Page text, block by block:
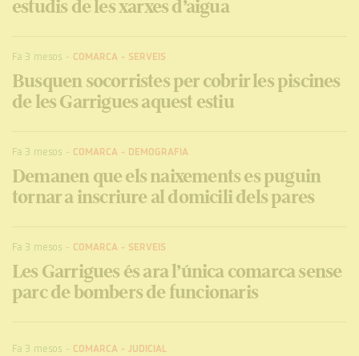
estudis de les xarxes d’aigua
Fa 3 mesos - COMARCA - SERVEIS
Busquen socorristes per cobrir les piscines
de les Garrigues aquest estiu
Fa 3 mesos - COMARCA - DEMOGRAFIA
Demanen que els naixements es puguin
tornar a inscriure al domicili dels pares
Fa 3 mesos - COMARCA - SERVEIS
Les Garrigues és ara l’única comarca sense
parc de bombers de funcionaris
Fa 3 mesos - COMARCA - JUDICIAL